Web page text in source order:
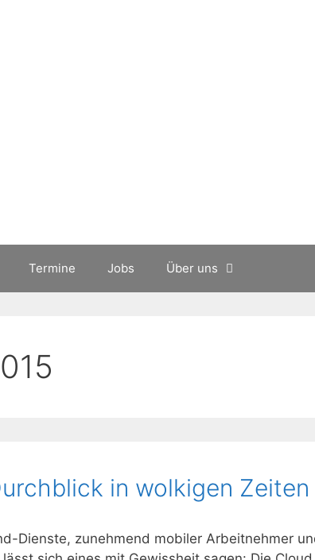
Termine Jobs Über uns
in wolkigen Zeiten
Dienste, zunehmend mobiler Arbeitnehmer